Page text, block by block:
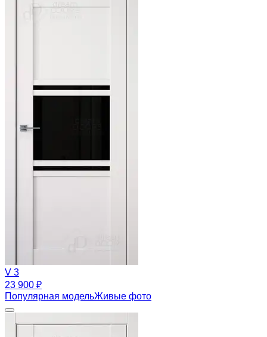
V 3
23 900 ₽
Популярная модельЖивые фото